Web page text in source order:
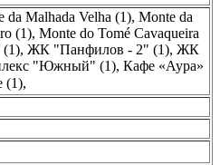
da Malhada Velha (1), Monte da
(1), Monte do Tomé Cavaqueira
, ЖК "Панфилов - 2" (1), ЖК
"Южный" (1), Кафе «Аура»
(1),